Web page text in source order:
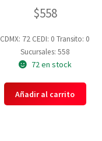
$558
CDMX: 72 CEDI: 0Transito: 0
Sucursales: 558
72 en stock
Añadir al carrito